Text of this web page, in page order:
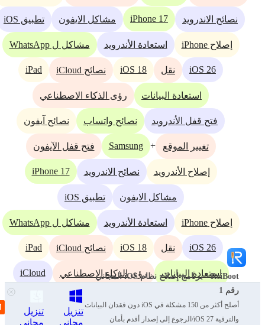
نصائح الاندرويد iPhone 17 مشاكل الايفون تطبيق iOS
إصلاح iPhone استعادة الأندرويد مشاكل ل WhatsApp
iOS 26 نقل iOS 18 نصائح iCloud iPad
استعادة البيانات رؤى الذكاء الاصطناعي
فتح قفل الأندرويد نصائح واتساب نصائح آيفون
تغيير الموقع +
Samsung فتح قفل الآيفون
إصلاح الأندرويد نصائح الاندرويد iPhone 17
مشاكل الايفون تطبيق iOS
إصلاح iPhone استعادة الأندرويد مشاكل ل WhatsApp
iOS 26 نقل iOS 18 نصائح iCloud iPad
استعادة البيانات رؤى الذكاء الاصطناعي iCloud
ReiBoot - برنامج إصلاح نظام iOS المجاني
رقم 1
أصلح أكثر من 150 مشكلة في iOS دون فقدان البيانات
والترقية iOS 27/الرجوع إلى إصدار أقدم بأمان
تنزيل
مجاني
تنزيل
مجاني